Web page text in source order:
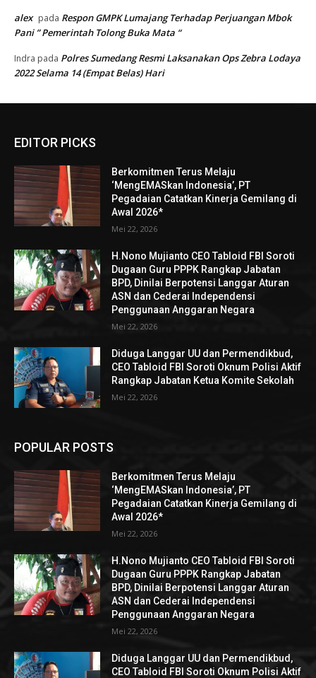
alex pada Respon GMPK Lumajang Terhadap Perjuangan Mbok
Pani ” Pemerintah Tolong Buka Mata “
Indra pada Polres Sumedang Resmi Laksanakan Ops Zebra Lodaya
2022 Selama 14 (Empat Belas) Hari
EDITOR PICKS
Berkomitmen Terus Melaju
‘MengEMASkan Indonesia’, PT
Pegadaian Catatkan Kinerja Gemilang di
Awal 2026*
Mei 22, 2026
H.Nono Mujianto CEO Tabloid FBI Soroti
Dugaan Guru PPPK Rangkap Jabatan
BPD, Dinilai Berpotensi Langgar Aturan
ASN dan Cederai Independensi
Penggunaan Anggaran Negara
Mei 22, 2026
Diduga Langgar UU dan Permendikbud,
CEO Tabloid FBI Soroti Oknum Polisi Aktif
Rangkap Jabatan Ketua Komite Sekolah
Mei 22, 2026
POPULAR POSTS
Berkomitmen Terus Melaju
‘MengEMASkan Indonesia’, PT
Pegadaian Catatkan Kinerja Gemilang di
Awal 2026*
Mei 22, 2026
H.Nono Mujianto CEO Tabloid FBI Soroti
Dugaan Guru PPPK Rangkap Jabatan
BPD, Dinilai Berpotensi Langgar Aturan
ASN dan Cederai Independensi
Penggunaan Anggaran Negara
Mei 22, 2026
Diduga Langgar UU dan Permendikbud,
CEO Tabloid FBI Soroti Oknum Polisi Aktif